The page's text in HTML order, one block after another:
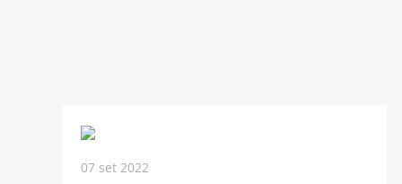
07 set 2022